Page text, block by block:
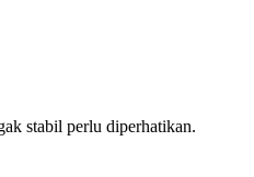
stabil perlu diperhatikan.